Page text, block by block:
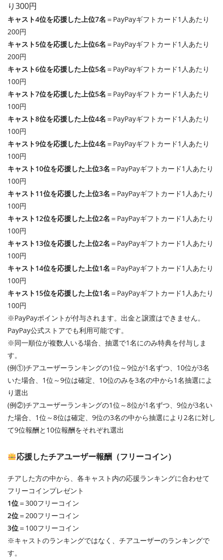
り300円
キャスト4位を応援した上位7名 ＝PayPayギフトカード1人あたり
200円
キャスト5位を応援した上位6名 ＝PayPayギフトカード1人あたり
200円
キャスト6位を応援した上位5名 ＝PayPayギフトカード1人あたり
100円
キャスト7位を応援した上位5名 ＝PayPayギフトカード1人あたり
100円
キャスト8位を応援した上位4名 ＝PayPayギフトカード1人あたり
100円
キャスト9位を応援した上位4名 ＝PayPayギフトカード1人あたり
100円
キャスト10位を応援した上位3名 ＝PayPayギフトカード1人あたり
100円
キャスト11位を応援した上位3名 ＝PayPayギフトカード1人あたり
100円
キャスト12位を応援した上位2名 ＝PayPayギフトカード1人あたり
100円
キャスト13位を応援した上位2名 ＝PayPayギフトカード1人あたり
100円
キャスト14位を応援した上位1名 ＝PayPayギフトカード1人あたり
100円
キャスト15位を応援した上位1名 ＝PayPayギフトカード1人あたり
100円
※PayPayポイントが付与されます。出金と譲渡はできません。
PayPay公式ストアでも利用可能です。
※同一順位が複数人いる場合、抽選で1名にのみ特典を付与しま
す。
(例①)チアユーザーランキングの1位～9位が1名ずつ、10位が3名
いた場合、1位～9位は確定、10位のみを3名の中から1名抽選によ
り選出
(例②)チアユーザーランキングの1位～8位が1名ずつ、9位が3名い
た場合、1位～8位は確定、9位の3名の中から抽選により2名に対し
て9位報酬と10位報酬をそれぞれ選出
応援したチアユーザー報酬（フリーコイン）
チアした方の中から、各キャスト内の応援ランキングに合わせて
フリーコインプレゼント
1位＝300フリーコイン
2位＝200フリーコイン
3位＝100フリーコイン
※キャストのランキングではなく、チアユーザーのランキングで
す。